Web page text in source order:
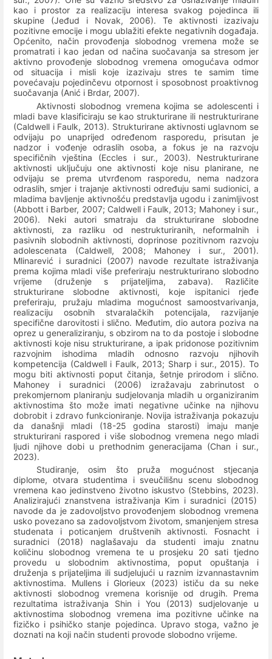
kao i prostor za realizaciju interesa svakog pojedinca ili
skupine (Jeđud i Novak, 2006). Te aktivnosti izazivaju
pozitivne emocije i mogu ublažiti efekte negativnih događaja.
Općenito, način provođenja slobodnog vremena može se
promatrati i kao jedan od načina suočavanja sa stresom jer
aktivno provođenje slobodnog vremena omogućava odmor
od situacija i misli koje izazivaju stres te samim time
povećavaju pojedinčevu otpornost i sposobnost proaktivnog
suočavanja (Anić i Brdar, 2007).
Aktivnosti slobodnog vremena kojima se adolescenti i
mladi bave klasificiraju se kao strukturirane ili nestrukturirane
(Caldwell i Faulk, 2013). Strukturirane aktivnosti uglavnom se
odvijaju po unaprijed određenom rasporedu, prisutan je
nadzor i vođenje odraslih osoba, a fokus je na razvoju
specifičnih vještina (Eccles i sur., 2003). Nestrukturirane
aktivnosti uključuju one aktivnosti koje nisu planirane, ne
odvijaju se prema utvrđenom rasporedu, nema nadzora
odraslih, smjer i trajanje aktivnosti određuju sami sudionici, a
mladima bavljenje aktivnošću predstavlja ugodu i zanimljivost
(Abbott i Barber, 2007; Caldwell i Faulk, 2013; Mahoney i sur.,
2006). Neki autori smatraju da strukturirane slobodne
aktivnosti, za razliku od nestrukturiranih, neformalnih i
pasivnih slobodnih aktivnosti, doprinose pozitivnom razvoju
adolescenata (Caldwell, 2008; Mahoney i sur., 2001).
Mlinarević i suradnici (2007) navode rezultate istraživanja
prema kojima mladi više preferiraju nestrukturirano slobodno
vrijeme (druženje s prijateljima, zabava). Različite
strukturirane slobodne aktivnosti, koje ispitanici rjeđe
preferiraju, pružaju mladima mogućnost samoostvarivanja,
realizaciju osobnih stvaralačkih potencijala, razvijanje
specifične darovitosti i slično. Međutim, dio autora poziva na
oprez u generaliziranju, s obzirom na to da postoje i slobodne
aktivnosti koje nisu strukturirane, a ipak pridonose pozitivnim
razvojnim ishodima mladih odnosno razvoju njihovih
kompetencija (Caldwell i Faulk, 2013; Sharp i sur., 2015). To
mogu biti aktivnosti poput čitanja, šetnje prirodom i slično.
Mahoney i suradnici (2006) izražavaju zabrinutost o
prekomjernom planiranju sudjelovanja mladih u organiziranim
aktivnostima što može imati negativne učinke na njihovu
dobrobit i zdravo funkcioniranje. Novija istraživanja pokazuju
da današnji mladi (18-25 godina starosti) imaju manje
strukturirani raspored i više slobodnog vremena nego mladi
ljudi njihove dobi u prethodnim generacijama (Chan i sur.,
2023).
Studiranje, osim što pruža mogućnost stjecanja
diplome, otvara studentima i sveučilišnu scenu slobodnog
vremena kao jedinstveno životno iskustvo (Stebbins, 2023).
Analizirajući znanstvena istraživanja Kim i suradnici (2015)
navode da je zadovoljstvo provođenjem slobodnog vremena
usko povezano sa zadovoljstvom životom, smanjenjem stresa
studenata i poticanjem društvenih aktivnosti. Fosnacht i
suradnici (2018) naglašavaju da studenti imaju znatnu
količinu slobodnog vremena te u prosjeku 20 sati tjedno
provedu u slobodnim aktivnostima, poput opuštanja i
druženja s prijateljima ili sudjelujući u raznim izvannastavnim
aktivnostima. Mullens i Glorieux (2023) ističu da su neke
aktivnosti slobodnog vremena korisnije od drugih. Prema
rezultatima istraživanja Shin i You (2013) sudjelovanje u
aktivnostima slobodnog vremena ima pozitivne učinke na
fizičko i psihičko stanje pojedinca. Upravo stoga, važno je
doznati na koji način studenti provode slobodno vrijeme.